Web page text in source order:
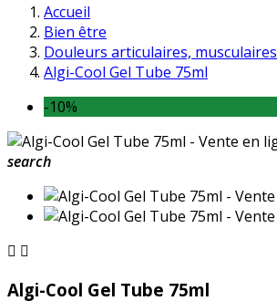
Accueil
Bien être
Douleurs articulaires, musculaires
Algi-Cool Gel Tube 75ml
-10%
search
 
Algi-Cool Gel Tube 75ml